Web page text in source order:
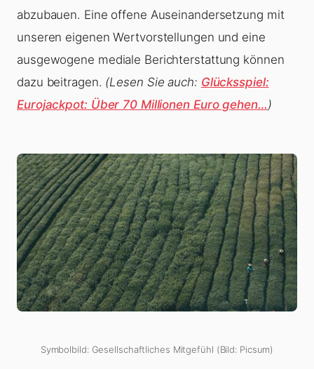
abzubauen. Eine offene Auseinandersetzung mit
unseren eigenen Wertvorstellungen und eine
ausgewogene mediale Berichterstattung können
dazu beitragen. (Lesen Sie auch: Glücksspiel:
Eurojackpot: Über 70 Millionen Euro gehen… )
Symbolbild: Gesellschaftliches Mitgefühl (Bild: Picsum)